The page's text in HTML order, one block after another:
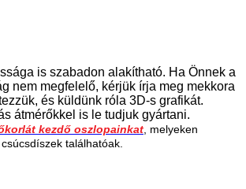
is szabadon alakítható. Ha Önnek a
nem megfelelő, kérjük írja meg mekkora
és küldünk róla 3D-s grafikát.
átmérőkkel is le tudjuk gyártani.
kezdő oszlopainkat , melyeken
találhatóak.